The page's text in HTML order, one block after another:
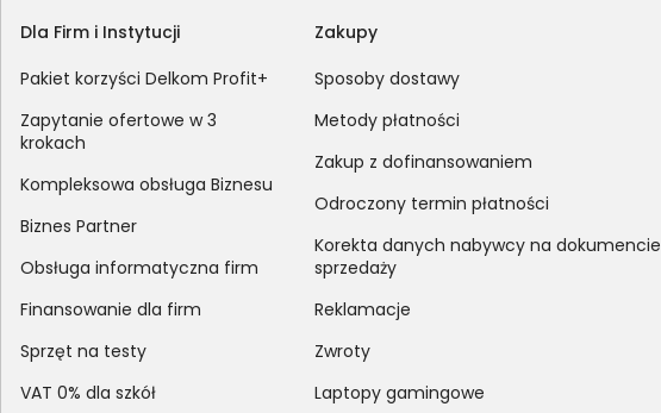
Dla Firm i Instytucji
Pakiet korzyści Delkom Profit+
Zapytanie ofertowe w 3
krokach
Kompleksowa obsługa Biznesu
Biznes Partner
Obsługa informatyczna firm
Finansowanie dla firm
Sprzęt na testy
VAT 0% dla szkół
Zakupy
Sposoby dostawy
Metody płatności
Zakup z dofinansowaniem
Odroczony termin płatności
Korekta danych nabywcy na dokumencie
sprzedaży
Reklamacje
Zwroty
Laptopy gamingowe